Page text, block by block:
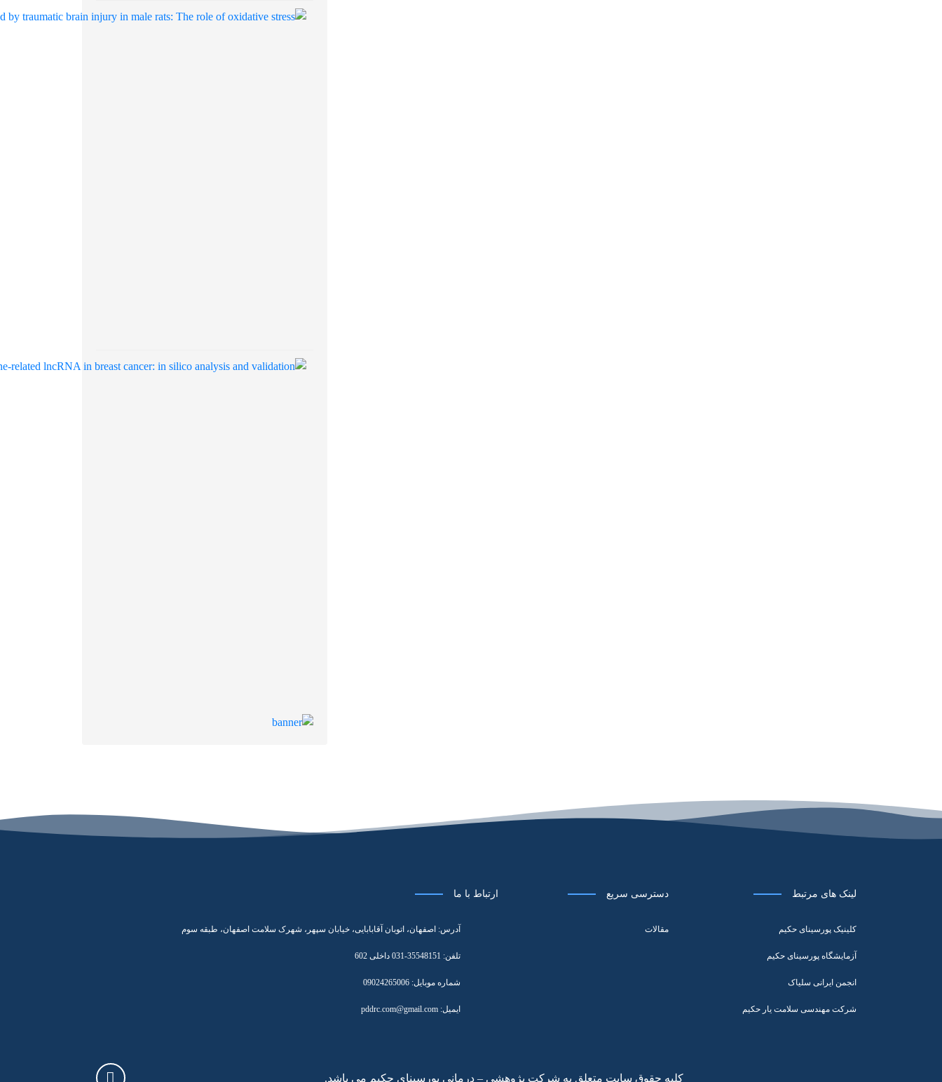
لینک های مرتبط
کلینیک پورسینای حکیم
آزمایشگاه پورسینای حکیم
انجمن ایرانی سلیاک
شرکت مهندسی سلامت یار حکیم
دسترسی سریع
مقالات
ارتباط با ما
آدرس: اصفهان، اتوبان آقابابایی، خیابان سپهر، شهرک سلامت اصفهان، طبقه سوم
تلفن:
شماره موبایل: 09024265006
ایمیل: pddrc.com@gmail.com
کلیه حقوق سایت متعلق به شرکت پژوهشی – درمانی پورسینای حکیم می باشد.